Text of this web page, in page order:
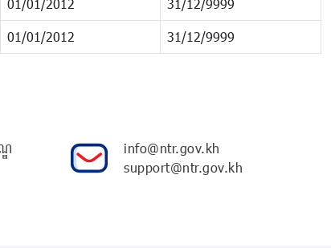
01/01/2012 31/12/9999
01/01/2012 31/12/9999
ឌ
info@ntr.gov.kh
support@ntr.gov.kh